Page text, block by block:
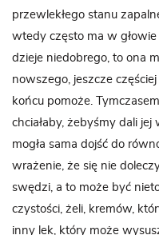
przewlekłego stanu
wtedy często ma w
dzieje niedobrego, to ona
nowszego, jeszcze
końcu pomoże.
chciałaby, żebyśmy dali
mogła sama dojść do
wrażenie, że się nie
swędzi, a to może być
czystości, żeli, kremów,
inny lek, który może